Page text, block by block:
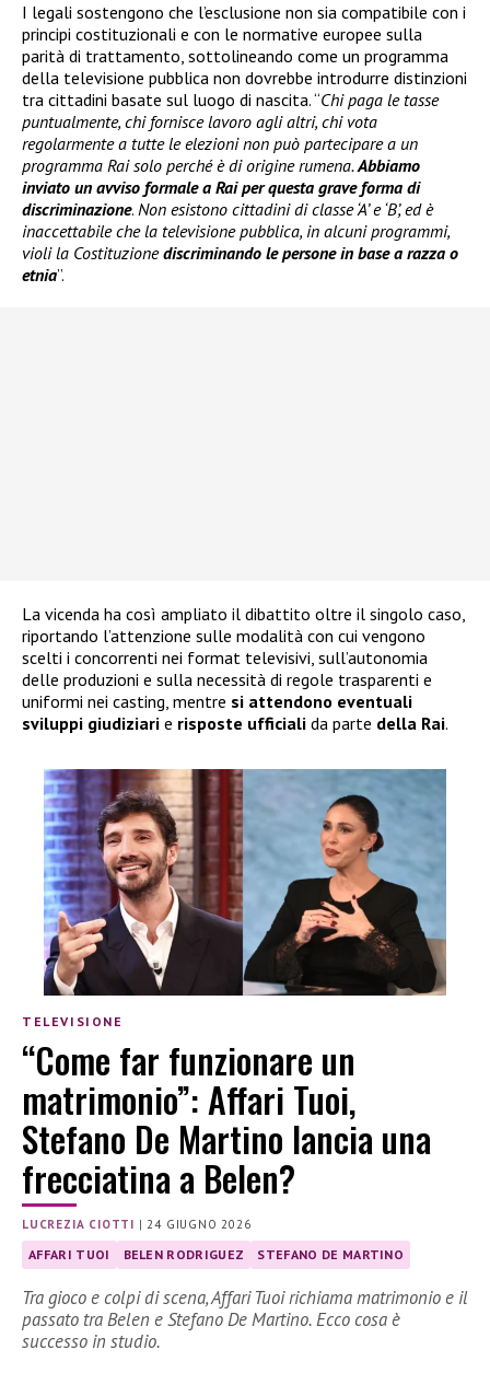
I legali sostengono che l’esclusione non sia compatibile con i
principi costituzionali e con le normative europee sulla
parità di trattamento, sottolineando come un programma
della televisione pubblica non dovrebbe introdurre distinzioni
tra cittadini basate sul luogo di nascita. “Chi paga le tasse
puntualmente, chi fornisce lavoro agli altri, chi vota
regolarmente a tutte le elezioni non può partecipare a un
programma Rai solo perché è di origine rumena.Abbiamo
inviato un avviso formale a Rai per questa grave forma di
discriminazione. Non esistono cittadini di classe ‘A’ e ‘B’, ed è
inaccettabile che la televisione pubblica, in alcuni programmi,
violi la Costituzionediscriminando le persone in base a razza o
etnia”.
La vicenda ha così ampliato il dibattito oltre il singolo caso,
riportando l’attenzione sulle modalità con cui vengono
scelti i concorrenti nei format televisivi, sull’autonomia
delle produzioni e sulla necessità di regole trasparenti e
uniformi nei casting, mentre si attendono eventuali
sviluppi giudiziari e risposte ufficiali da parte della Rai.
TELEVISIONE
“Come far funzionare un
matrimonio”: Affari Tuoi,
Stefano De Martino lancia una
frecciatina a Belen?
LUCREZIA CIOTTI | 24 GIUGNO 2026
AFFARI TUOI BELEN RODRIGUEZ STEFANO DE MARTINO
Tra gioco e colpi di scena, Affari Tuoi richiama matrimonio e il
passato tra Belen e Stefano De Martino. Ecco cosa è
successo in studio.